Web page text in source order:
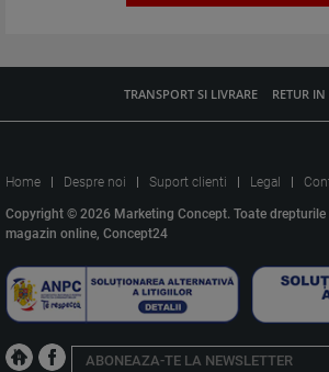
TRANSPORT SI LIVRARE RETUR
Home Despre noi Suport clienti Legal
Copyright © 2026 Marketing Concept. Toate drepturile
magazin online, Concept24